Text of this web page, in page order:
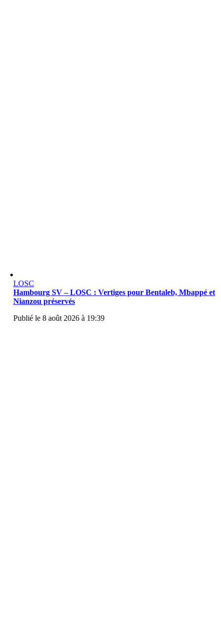
LOSC
Hambourg SV – LOSC : Vertiges pour Bentaleb, Mbappé et
Nianzou préservés
Publié le 8 août 2026 à 19:39